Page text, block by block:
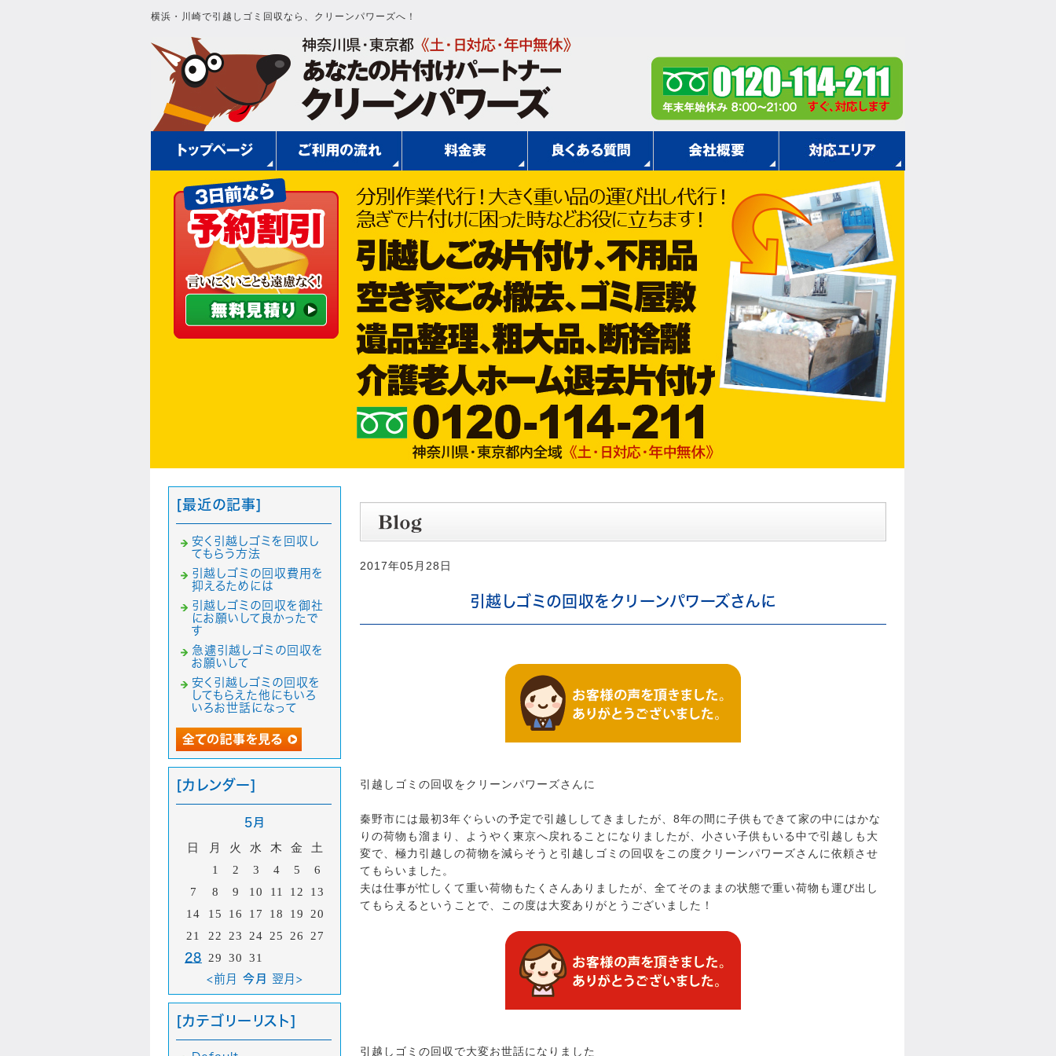
横浜・川崎で引越しゴミ回収なら、クリーンパワーズへ！
2017年05月28日
引越しゴミの回収をクリーンパワーズさんに
引越しゴミの回収をクリーンパワーズさんに
秦野市には最初3年ぐらいの予定で引越ししてきましたが、8年の間に子供もできて家の中にはかな
りの荷物も溜まり、ようやく東京へ戻れることになりましたが、小さい子供もいる中で引越しも大
変で、極力引越しの荷物を減らそうと引越しゴミの回収をこの度クリーンパワーズさんに依頼させ
てもらいました。
夫は仕事が忙しくて重い荷物もたくさんありましたが、全てそのままの状態で重い荷物も運び出し
てもらえるということで、この度は大変ありがとうございました！
引越しゴミの回収で大変お世話になりました
[最近の記事]
安く引越しゴミを回収し
てもらう方法
引越しゴミの回収費用を
抑えるためには
引越しゴミの回収を御社
にお願いして良かったで
す
急遽引越しゴミの回収を
お願いして
安く引越しゴミの回収を
してもらえた他にもいろ
いろお世話になって
[カレンダー]
5月
日 月 火 水 木 金
土
1
2 3 4 5
6
7
8 9 10 11 12
13
14
15 16 17 18 19
20
21
22 23 24 25 26 27
28 29 30 31
<前月 今月 翌月>
[カテゴリーリスト]